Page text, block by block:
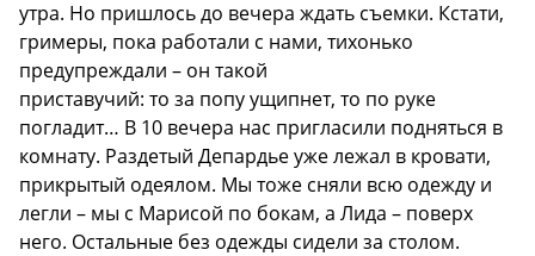
утра. Но пришлось до вечера ждать съемки. Кстати,
гримеры, пока работали с нами, тихонько
предупреждали – он такой
приставучий: то за попу ущипнет, то по руке
погладит… В 10 вечера нас пригласили подняться в
комнату. Раздетый Депардье уже лежал в кровати,
прикрытый одеялом. Мы тоже сняли всю одежду и
легли – мы с Марисой по бокам, а Лида – поверх
него. Остальные без одежды сидели за столом.